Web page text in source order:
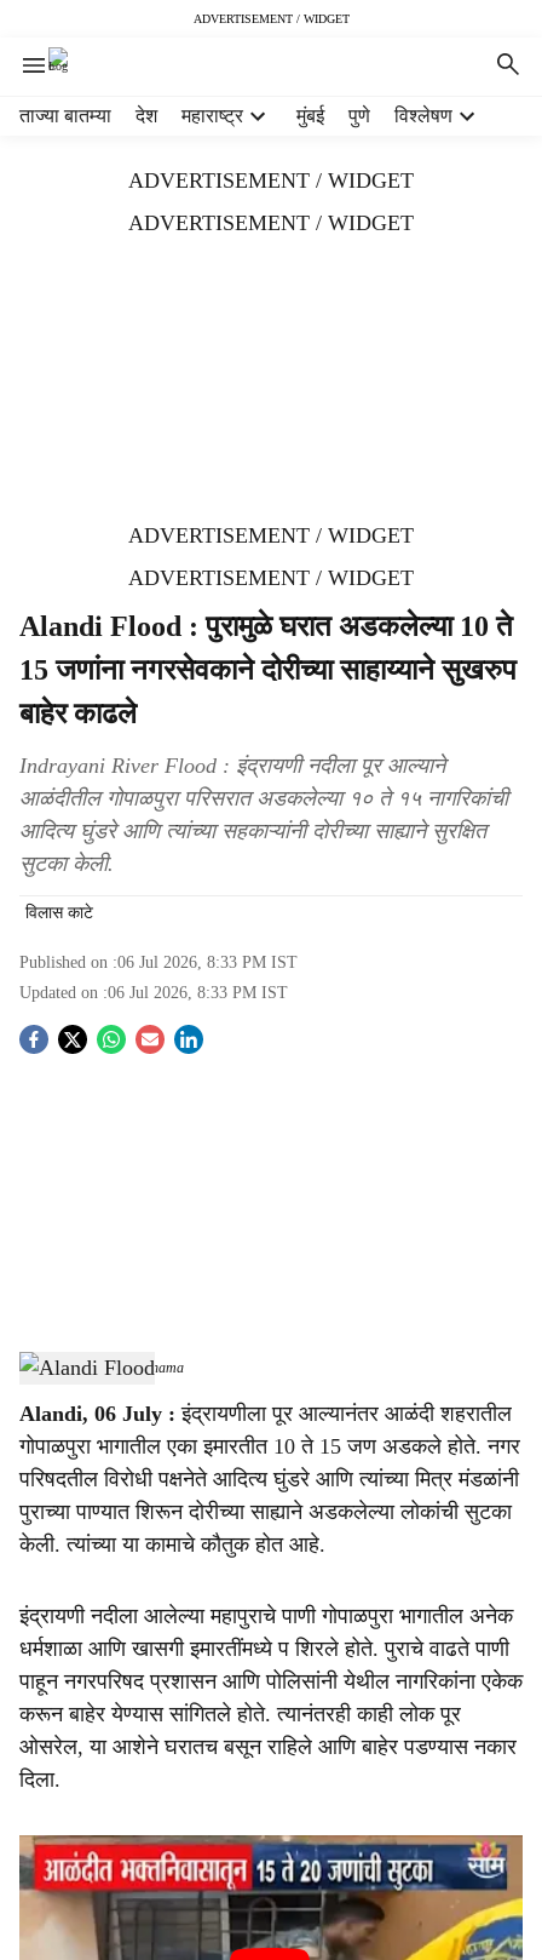
ADVERTISEMENT / WIDGET
ताज्या बातम्या देश महाराष्ट्र मुंबई पुणे विश्लेषण
ADVERTISEMENT / WIDGET
ADVERTISEMENT / WIDGET
ADVERTISEMENT / WIDGET
ADVERTISEMENT / WIDGET
Alandi Flood : पुरामुळे घरात अडकलेल्या 10 ते
15 जणांना नगरसेवकाने दोरीच्या साहाय्याने सुखरुप
बाहेर काढले
Indrayani River Flood : इंद्रायणी नदीला पूर आल्याने
आळंदीतील गोपाळपुरा परिसरात अडकलेल्या १० ते १५ नागरिकांची
आदित्य घुंडरे आणि त्यांच्या सहकाऱ्यांनी दोरीच्या साह्याने सुरक्षित
सुटका केली.
विलास काटे
Published on :06 Jul 2026, 8:33 PM IST
Updated on :06 Jul 2026, 8:33 PM IST
S
a
r
e
Alandi Flood-Sarkarnama
Alandi, 06 July : इंद्रायणीला पूर आल्यानंतर आळंदी शहरातील
गोपाळपुरा भागातील एका इमारतीत 10 ते 15 जण अडकले होते. नगर
परिषदतील विरोधी पक्षनेते आदित्य घुंडरे आणि त्यांच्या मित्र मंडळांनी
पुराच्या पाण्यात शिरून दोरीच्या साह्याने अडकलेल्या लोकांची सुटका
केली. त्यांच्या या कामाचे कौतुक होत आहे.
इंद्रायणी नदीला आलेल्या महापुराचे पाणी गोपाळपुरा भागातील अनेक
धर्मशाळा आणि खासगी इमारतींमध्ये प शिरले होते. पुराचे वाढते पाणी
पाहून नगरपरिषद प्रशासन आणि पोलिसांनी येथील नागरिकांना एकेक
करून बाहेर येण्यास सांगितले होते. त्यानंतरही काही लोक पूर
ओसरेल, या आशेने घरातच बसून राहिले आणि बाहेर पडण्यास नकार
दिला.